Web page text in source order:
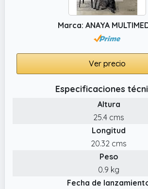
Marca: ANAYA
Ver precio
Especificaciones
Altura
25.4 cms
Longitud
20.32 cms
Peso
0.9 kg
Fecha de